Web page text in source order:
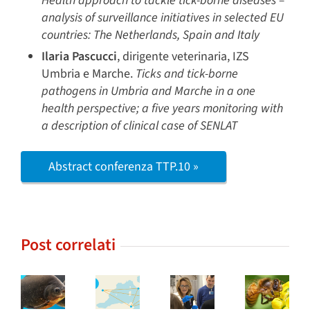
analysis of surveillance initiatives in selected EU
countries: The Netherlands, Spain and Italy
Ilaria Pascucci, dirigente veterinaria, IZS
Umbria e Marche. Ticks and tick-borne
pathogens in Umbria and Marche in a one
health perspective; a five years monitoring with
a description of clinical case of SENLAT
Abstract conferenza TTP.10 »
Post correlati